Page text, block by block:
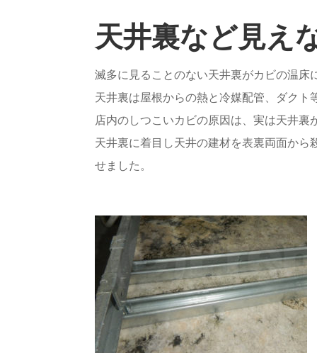
天井裏など見え
滅多に見ることのない天井裏がカビの温
天井裏は屋根からの熱と冷媒配管、ダク
店内のしつこいカビの原因は、実は天井
天井裏に着目し天井の建材を表裏両面か
せました。